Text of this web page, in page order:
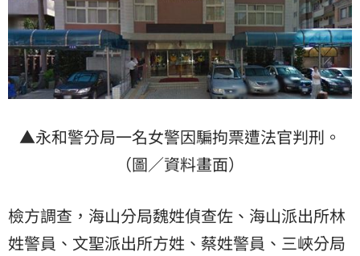
▲永和警分局一名女警因騙拘票遭法官判刑。
（圖／資料畫面）
檢方調查，海山分局魏姓偵查佐、海山派出所林
姓警員、文聖派出所方姓、蔡姓警員、三峽分局